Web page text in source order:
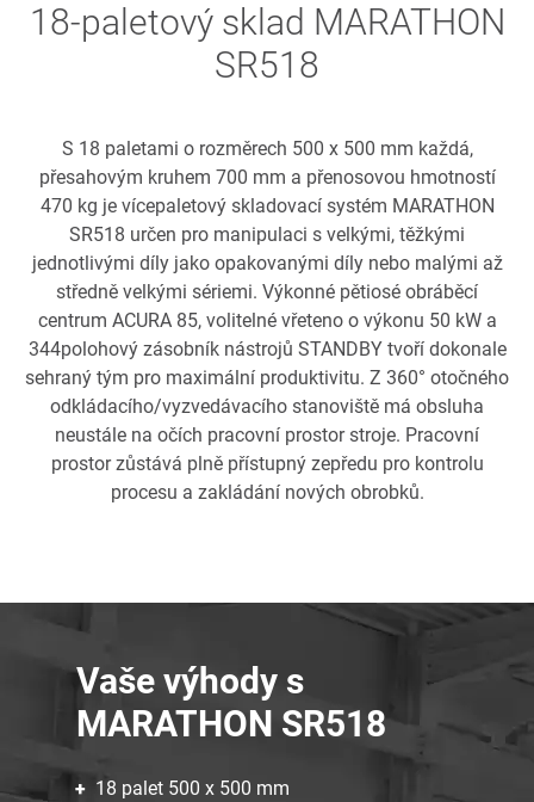
18-paletový sklad MARATHON
SR518
S 18 paletami o rozměrech 500 x 500 mm každá,
přesahovým kruhem 700 mm a přenosovou hmotností
470 kg je vícepaletový skladovací systém MARATHON
SR518 určen pro manipulaci s velkými, těžkými
jednotlivými díly jako opakovanými díly nebo malými až
středně velkými sériemi. Výkonné pětiosé obráběcí
centrum ACURA 85, volitelné vřeteno o výkonu 50 kW a
344polohový zásobník nástrojů STANDBY tvoří dokonale
sehraný tým pro maximální produktivitu. Z 360° otočného
odkládacího/vyzvedávacího stanoviště má obsluha
neustále na očích pracovní prostor stroje. Pracovní
prostor zůstává plně přístupný zepředu pro kontrolu
procesu a zakládání nových obrobků.
Vaše výhody s
MARATHON SR518
18 palet 500 x 500 mm